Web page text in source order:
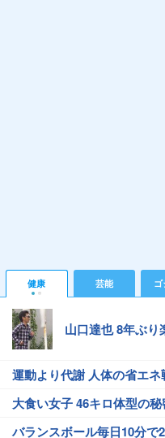
健康 芸能
山口達也 8年ぶり
運動より代謝 人体の省エネ
大食い女子 46キロ体型の秘
バランスボール毎日10分で